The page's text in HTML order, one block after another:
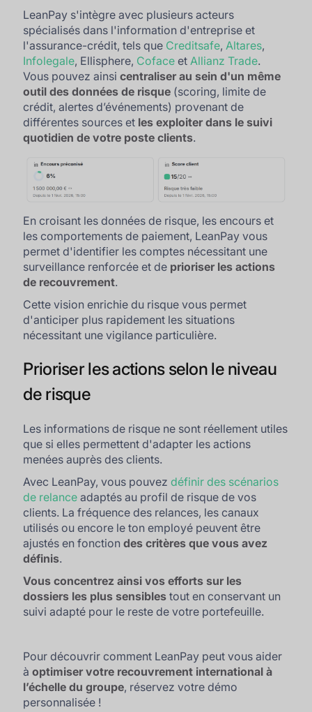
LeanPay s'intègre avec plusieurs acteurs
spécialisés dans l'information d'entreprise et
l'assurance-crédit, tels que Creditsafe, Altares,
Infolegale, Ellisphere, Coface et Allianz Trade.
Vous pouvez ainsicentraliser au sein d'un même
outil des données de risque (scoring, limite de
crédit, alertes d’événements) provenant de
différentes sources et les exploiter dans le suivi
quotidien de votre poste clients.
En croisant les données de risque, les encours et
les comportements de paiement, LeanPay vous
permet d'identifier les comptes nécessitant une
surveillance renforcée et de prioriser les actions
de recouvrement.
Cette vision enrichie du risque vous permet
d'anticiper plus rapidement les situations
nécessitant une vigilance particulière.
Prioriser les actions selon le niveau
de risque
Les informations de risque ne sont réellement utiles
que si elles permettent d'adapter les actions
menées auprès des clients.
Avec LeanPay, vous pouvezdéfinir des scénarios
de relance adaptés au profil de risque de vos
clients. La fréquence des relances, les canaux
utilisés ou encore le ton employé peuvent être
ajustés en fonctiondes critères que vous avez
définis.
Vous concentrez ainsi vos efforts sur les
dossiers les plus sensibles tout en conservant un
suivi adapté pour le reste de votre portefeuille.
Pour découvrir comment LeanPay peut vous aider
àoptimiser votre recouvrement international à
l’échelle du groupe, réservez votre démo
personnalisée !